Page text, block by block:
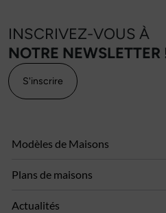
INSCRIVEZ-VOUS À
NOTRE NEWSLETTER
S'inscrire
Modèles de Maisons
Plans de maisons
Actualités